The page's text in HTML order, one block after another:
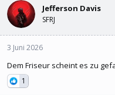
Jefferson Davis
SFRJ
3 Juni 2026
Dem Friseur scheint es zu
1